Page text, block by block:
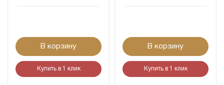
В корзину
Купить в 1 клик
В корзину
Купить в 1 клик